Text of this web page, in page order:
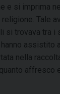
e si imprima
Tale
trovava tra
nella